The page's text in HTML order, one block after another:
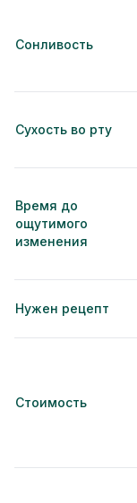
Сонливость
Сухость во рту
Время до
ощутимого
изменения
Нужен рецепт
Стоимость